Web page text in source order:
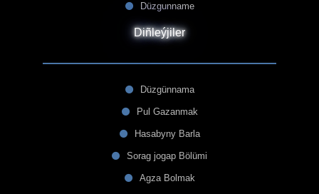
Düzgunname
Diñleýjiler
Düzgünnama
Pul Gazanmak
Hasabyny Barla
Sorag jogap Bölümi
Agza Bolmak